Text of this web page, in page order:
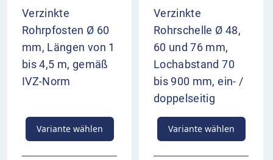
Verzinkte
Rohrpfosten Ø 60
mm, Längen von 1
bis 4,5 m, gemäß
IVZ-Norm
Variante wählen
Verzinkte
Rohrschelle Ø 48,
60 und 76 mm,
Lochabstand 70
bis 900 mm, ein- /
doppelseitig
Variante wählen